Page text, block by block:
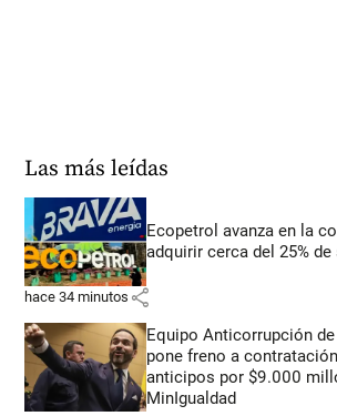
Las más leídas
Ecopetrol avanza en la
adquirir cerca del 25%
hace 34 minutos share
Equipo Anticorrupción
pone freno a
anticipos por $9.000
MinIgualdad